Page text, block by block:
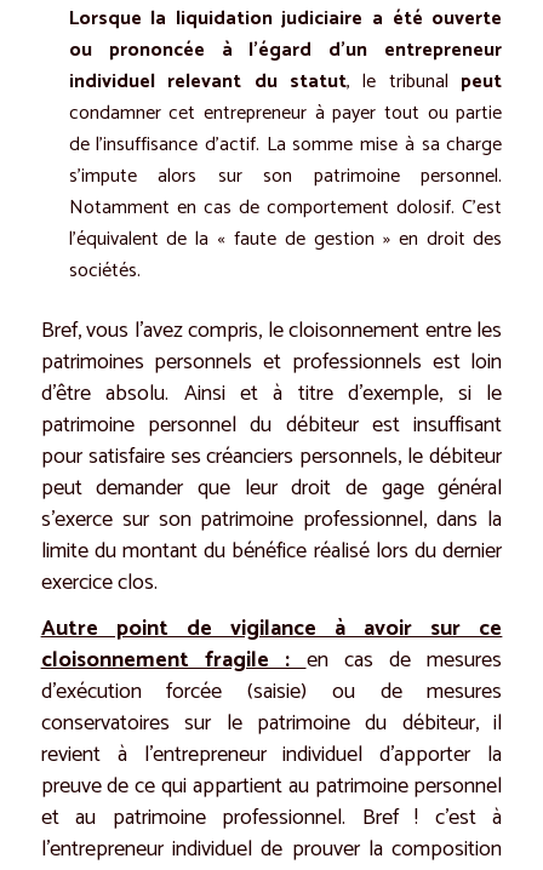
Lorsque la liquidation judiciaire a été ouverte
ou prononcée à l’égard d’un entrepreneur
individuel relevant du statut, le tribunal peut
condamner cet entrepreneur à payer tout ou partie
de l’insuffisance d’actif. La somme mise à sa charge
s’impute alors sur son patrimoine personnel.
Notamment en cas de comportement dolosif. C’est
l’équivalent de la « faute de gestion » en droit des
sociétés.
Bref, vous l’avez compris, le cloisonnement entre les
patrimoines personnels et professionnels est loin
d’être absolu. Ainsi et à titre d’exemple, si le
patrimoine personnel du débiteur est insuffisant
pour satisfaire ses créanciers personnels, le débiteur
peut demander que leur droit de gage général
s’exerce sur son patrimoine professionnel, dans la
limite du montant du bénéfice réalisé lors du dernier
exercice clos.
Autre point de vigilance à avoir sur ce
cloisonnement fragile :en cas de mesures
d’exécution forcée (saisie) ou de mesures
conservatoires sur le patrimoine du débiteur, il
revient à l’entrepreneur individuel d’apporter la
preuve de ce qui appartient au patrimoine personnel
et au patrimoine professionnel. Bref ! c’est à
l’entrepreneur individuel de prouver la composition